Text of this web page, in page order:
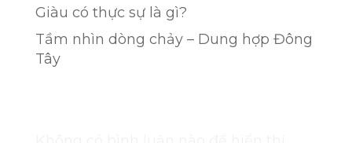
Giàu có thực sự là gì?
Tầm nhìn dòng chảy – Dung hợp Đông
Tây